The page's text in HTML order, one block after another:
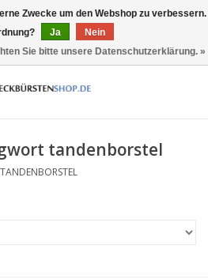
tandenborstel
TANDENBORSTEL
Zwecke um den Webshop zu verbessern.
Ja
Nein
Sie bitte unsere Datenschutzerklärung. »